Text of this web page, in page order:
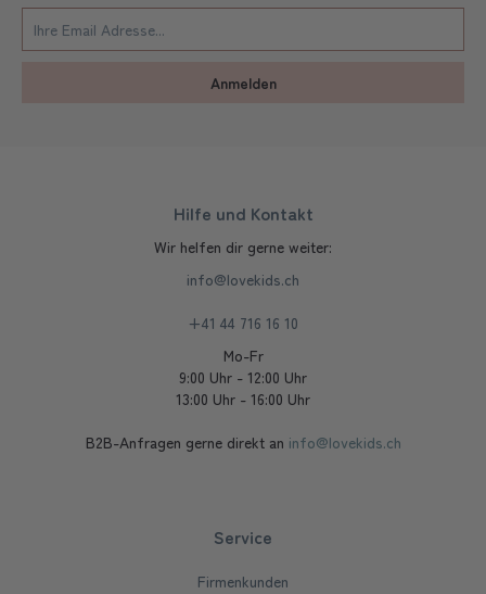
Anmelden
Hilfe und Kontakt
Wir helfen dir gerne weiter:
info@lovekids.ch
+41 44 716 16 10
Mo-Fr
9:00 Uhr - 12:00 Uhr
13:00 Uhr - 16:00 Uhr
B2B-Anfragen gerne direkt an info@lovekids.ch
Service
Firmenkunden